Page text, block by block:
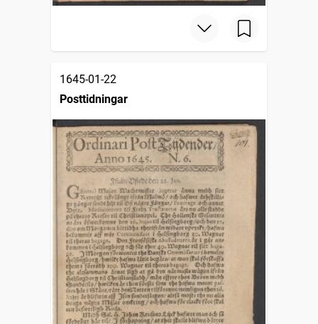
1645-01-22
Posttidningar